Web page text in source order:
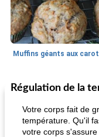
Marques de confiance: recettes
astuces
Régulation de la
Votre corps fait de
température. Qu'il
votre corps